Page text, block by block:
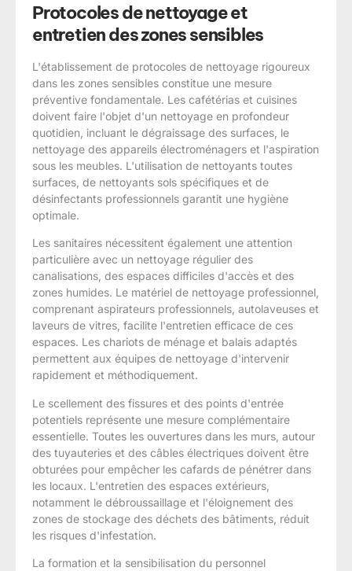
Protocoles de nettoyage et
entretien des zones sensibles
L'établissement de protocoles de nettoyage rigoureux
dans les zones sensibles constitue une mesure
préventive fondamentale. Les cafétérias et cuisines
doivent faire l'objet d'un nettoyage en profondeur
quotidien, incluant le dégraissage des surfaces, le
nettoyage des appareils électroménagers et l'aspiration
sous les meubles. L'utilisation de nettoyants toutes
surfaces, de nettoyants sols spécifiques et de
désinfectants professionnels garantit une hygiène
optimale.
Les sanitaires nécessitent également une attention
particulière avec un nettoyage régulier des
canalisations, des espaces difficiles d'accès et des
zones humides. Le matériel de nettoyage professionnel,
comprenant aspirateurs professionnels, autolaveuses et
laveurs de vitres, facilite l'entretien efficace de ces
espaces. Les chariots de ménage et balais adaptés
permettent aux équipes de nettoyage d'intervenir
rapidement et méthodiquement.
Le scellement des fissures et des points d'entrée
potentiels représente une mesure complémentaire
essentielle. Toutes les ouvertures dans les murs, autour
des tuyauteries et des câbles électriques doivent être
obturées pour empêcher les cafards de pénétrer dans
les locaux. L'entretien des espaces extérieurs,
notamment le débroussaillage et l'éloignement des
zones de stockage des déchets des bâtiments, réduit
les risques d'infestation.
La formation et la sensibilisation du personnel